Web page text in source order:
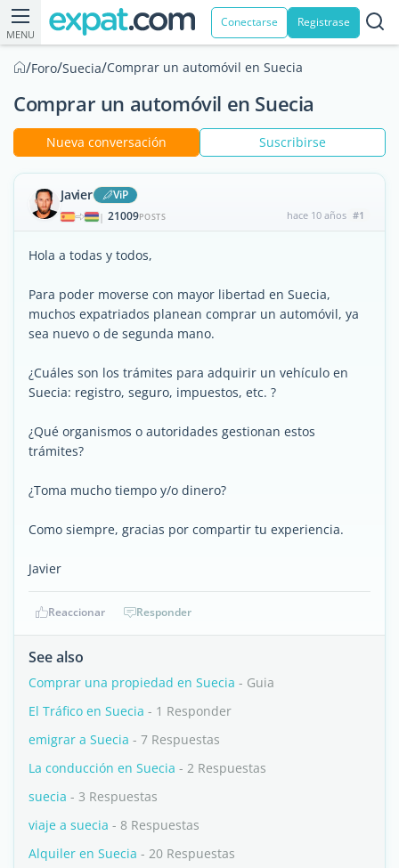
MENU
Conectarse Registrase
/Foro/Suecia/Comprar un automóvil en Suecia
Comprar un automóvil en Suecia
Nueva conversación Suscribirse
Javier ViP
| 21009POSTS hace 10 años #1
Hola a todas y todos,
Para poder moverse con mayor libertad en Suecia,
muchos expatriados planean comprar un automóvil, ya
sea nuevo o de segunda mano.
¿Cuáles son los trámites para adquirir un vehículo en
Suecia: registro, seguro, impuestos, etc. ?
¿Qué organismos o autoridades gestionan estos
trámites?
¿Toma mucho tiempo y/o dinero?
Como siempre, gracias por compartir tu experiencia.
Javier
Reaccionar Responder
See also
Comprar una propiedad en Suecia - Guia
El Tráfico en Suecia - 1 Responder
emigrar a Suecia - 7 Respuestas
La conducción en Suecia - 2 Respuestas
suecia - 3 Respuestas
viaje a suecia - 8 Respuestas
Alquiler en Suecia - 20 Respuestas